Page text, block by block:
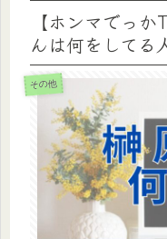
【ホンマでっ
んは何をしてる
その他